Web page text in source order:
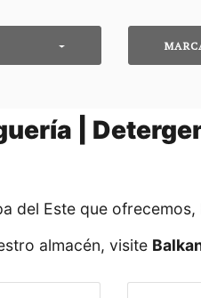
|
del Este que ofrecemos,
almacén, visite